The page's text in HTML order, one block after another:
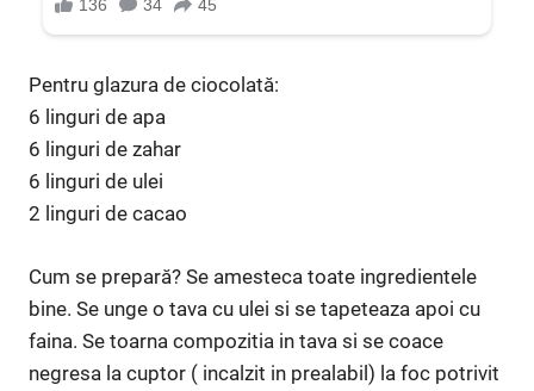
Pentru glazura de ciocolată:
6 linguri de apa
6 linguri de zahar
6 linguri de ulei
2 linguri de cacao
Cum se prepară? Se amesteca toate ingredientele
bine. Se unge o tava cu ulei si se tapeteaza apoi cu
faina. Se toarna compozitia in tava si se coace
negresa la cuptor ( incalzit in prealabil) la foc potrivit